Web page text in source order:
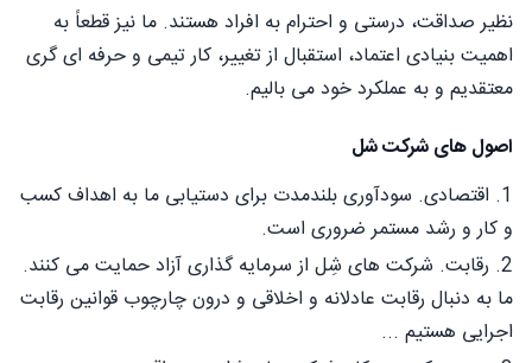
نظیر صداقت، درستی و احترام به افراد هستند. ما نیز قطعاً به
اهمیت بنیادی اعتماد، استقبال از تغییر، کار تیمی و حرفه ای گری
معتقدیم و به عملکرد خود می بالیم.
اصول های شرکت شل
1. اقتصادی. سودآوری بلندمدت برای دستیابی ما به اهداف کسب
و کار و رشد مستمر ضروری است.
2. رقابت. شرکت های شِل از سرمایه گذاری آزاد حمایت می کنند.
ما به دنبال رقابت عادلانه و اخلاقی و درون چارچوب قوانین رقابت
اجرایی هستیم ...